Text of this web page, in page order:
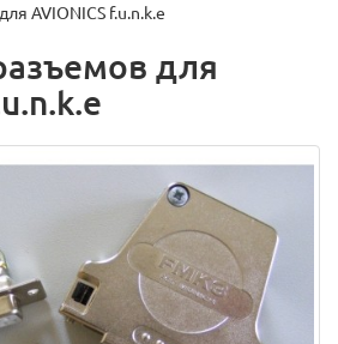
AVIONICS f.u.n.k.e
для